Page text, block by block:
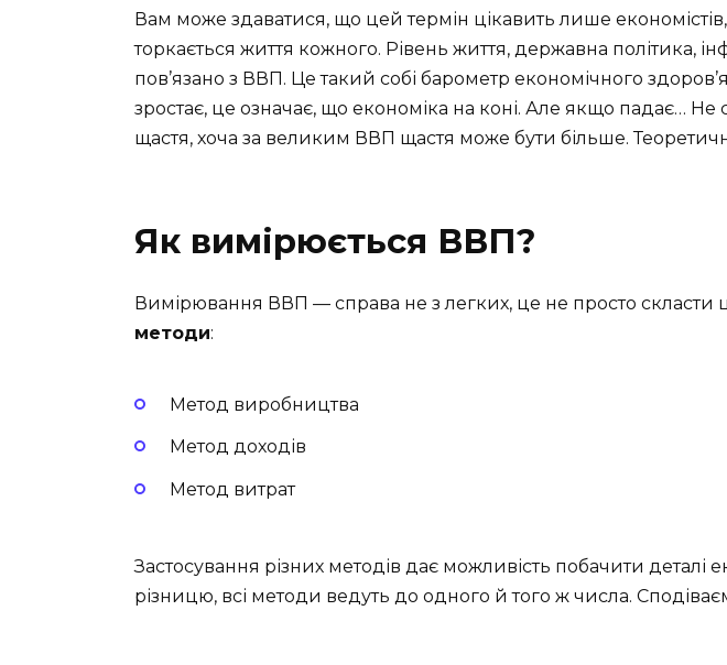
Вам може здаватися, що цей термін цікавить лише
торкається життя кожного. Рівень життя, державна політика,
пов’язано з ВВП. Це такий собі барометр економічного
зростає, це означає, що економіка на коні. Але якщо падає… Не
щастя, хоча за великим ВВП щастя може бути більше.
Як вимірюється ВВП?
Вимірювання ВВП — справа не з легких, це не просто скласти
методи:
Метод виробництва
Метод доходів
Метод витрат
Застосування різних методів дає можливість побачити деталі
різницю, всі методи ведуть до одного й того ж числа.